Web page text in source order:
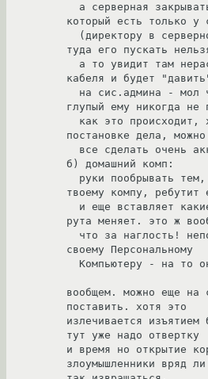
который есть только у
туда его пускать
кабеля и будет
глупый ему никогда не
постановке дела, можно
б) домашний комп:
твоему компу, ребутит
рута меняет. это ж
своему Персональному
вообщем. можно еще на
поставить. хотя это
излечивается
тут уже надо отвертку
и время но открытие
злоумышленники вряд